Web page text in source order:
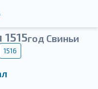
год Свиньи
1516